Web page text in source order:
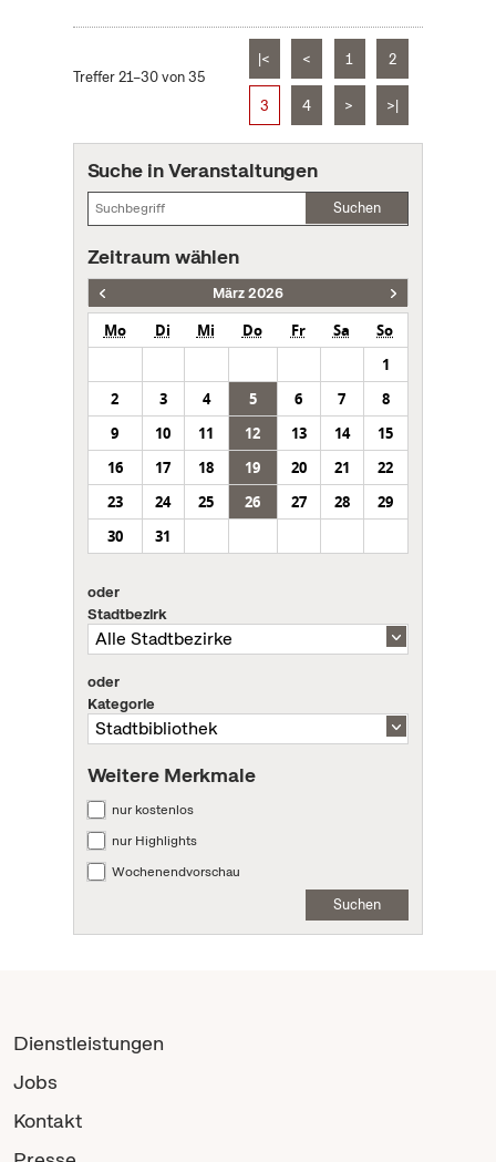
Treffer 21–30 von 35
|< < 1 2
3 4 > >|
Suche in Veranstaltungen
Suchen
Zeitraum wählen
März 2026
Mo Di Mi Do Fr Sa
So
1
2
3 4 5 6 7
8
9
10 11 12 13 14
15
16
17 18 19 20 21
22
23
24 25 26 27 28
29
30
31
oder
Stadtbezirk
oder
Kategorie
Weitere Merkmale
nur kostenlos
nur Highlights
Wochenendvorschau
Suchen
Dienstleistungen
Jobs
Kontakt